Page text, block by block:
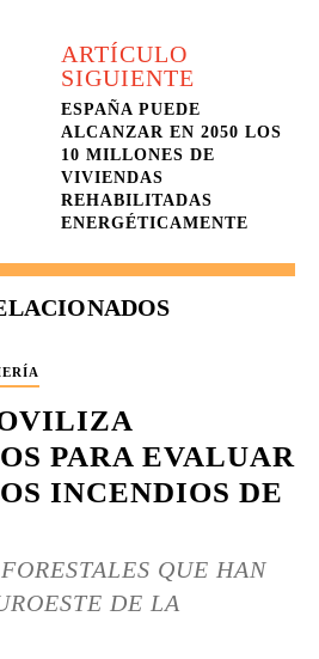
ARTÍCULO
SIGUIENTE
ESPAÑA PUEDE
ALCANZAR EN 2050 LOS
10 MILLONES DE
VIVIENDAS
REHABILITADAS
ENERGÉTICAMENTE
PARA EVALUAR
INCENDIOS DE
QUE HAN
DE LA